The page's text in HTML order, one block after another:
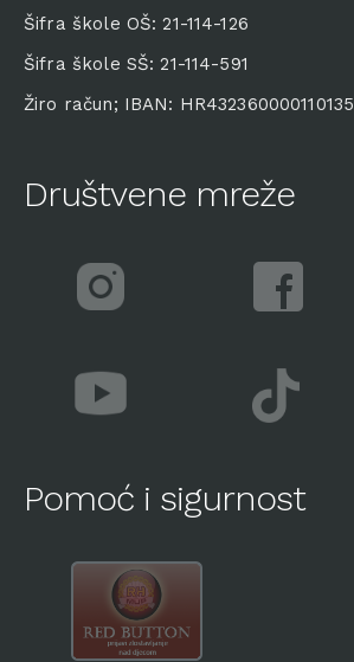
Šifra škole OŠ: 21-114-126
Šifra škole SŠ: 21-114-591
Žiro račun; IBAN:
Društvene mreže
Pomoć i sigurnost